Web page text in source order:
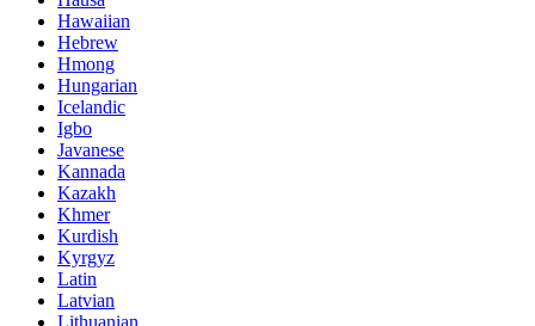
Hawaiian
Hebrew
Hmong
Hungarian
Icelandic
Igbo
Javanese
Kannada
Kazakh
Khmer
Kurdish
Kyrgyz
Latin
Latvian
Lithuanian